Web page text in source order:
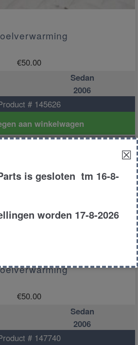
€50.00
Sedan
2006
# 145626
aan winkelwagen
€50.00
Sedan
2006
# 147740
☒
is gesloten tm 16-8-
worden 17-8-2026